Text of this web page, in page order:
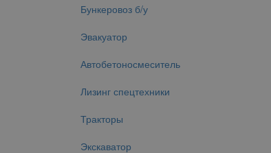
Бункеровоз б/у
Эвакуатор
Автобетоносмеситель
Лизинг спецтехники
Тракторы
Экскаватор